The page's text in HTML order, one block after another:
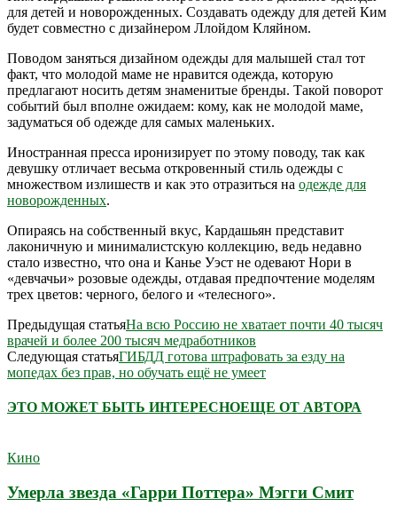
для детей и новорожденных. Создавать одежду для детей Ким
будет совместно с дизайнером Ллойдом Кляйном.
Поводом заняться дизайном одежды для малышей стал тот
факт, что молодой маме не нравится одежда, которую
предлагают носить детям знаменитые бренды. Такой поворот
событий был вполне ожидаем: кому, как не молодой маме,
задуматься об одежде для самых маленьких.
Иностранная пресса иронизирует по этому поводу, так как
девушку отличает весьма откровенный стиль одежды с
множеством излишеств и как это отразиться на одежде для
новорожденных.
Опираясь на собственный вкус, Кардашьян представит
лаконичную и минималистскую коллекцию, ведь недавно
стало известно, что она и Канье Уэст не одевают Нори в
«девчачьи» розовые одежды, отдавая предпочтение моделям
трех цветов: черного, белого и «телесного».
Предыдущая статьяНа всю Россию не хватает почти 40 тысяч
врачей и более 200 тысяч медработников
Следующая статьяГИБДД готова штрафовать за езду на
мопедах без прав, но обучать ещё не умеет
ЭТО МОЖЕТ БЫТЬ ИНТЕРЕСНОЕЩЕ ОТ АВТОРА
Кино
Умерла звезда «Гарри Поттера» Мэгги Смит